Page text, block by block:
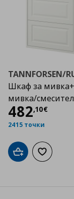
TANNFORSEN/
Шкаф за
мивка/смесител
482,10€
Цена
2415 точки
Добави вДобави